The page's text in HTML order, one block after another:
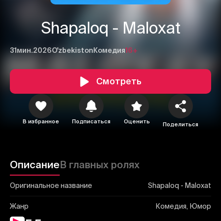
Shapaloq - Maloxat
31мин.2026O'zbekiston Комедия16+
Смотреть
В избранное Подписаться Оценить Поделиться
ОписаниеВ главных ролях
Оригинальное название Shapaloq - Maloxat
Жанр Комедия, Юмор
1 2 3
Отправить
Отменить Авторизоваться